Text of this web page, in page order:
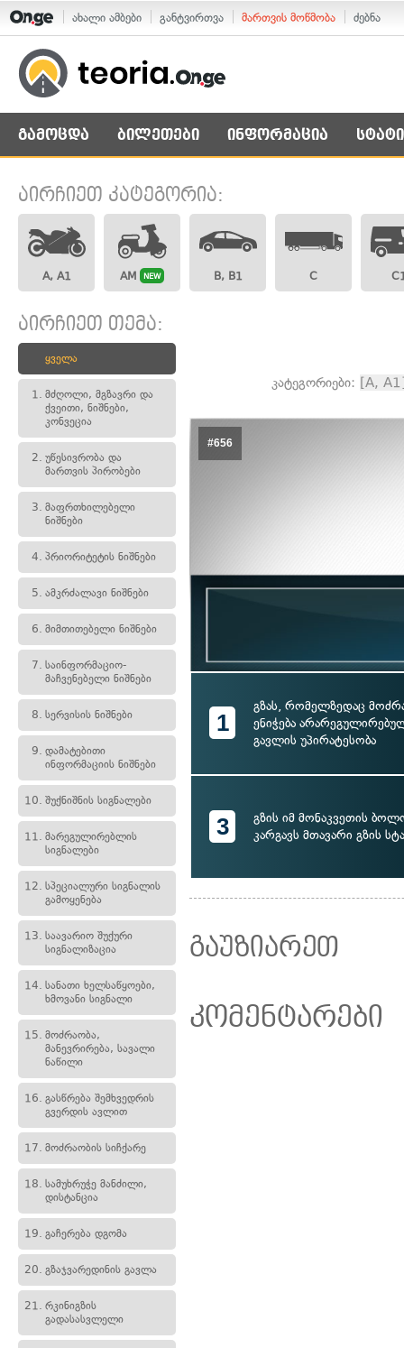
ახალი ამბები განტვირთვა მართვის მოწმობა ძებნა
გამოცდა ბილეთები ინფორმაცია
აირჩიეთ კატეგორია:
A, A1 AM NEW B, B1 C
აირჩიეთ თემა:
ყველა
1. მძღოლი, მგზავრი და
ქვეითი, ნიშნები,
კონვეცია
2. უწესივრობა და
მართვის პირობები
3. მაფრთხილებელი
ნიშნები
4. პრიორიტეტის ნიშნები
5. ამკრძალავი ნიშნები
6. მიმთითებელი ნიშნები
7. საინფორმაციო-
მაჩვენებელი ნიშნები
8. სერვისის ნიშნები
9. დამატებითი
ინფორმაციის ნიშნები
10. შუქნიშნის სიგნალები
11. მარეგულირებლის
სიგნალები
12. სპეციალური სიგნალის
გამოყენება
13. საავარიო შუქური
სიგნალიზაცია
14. სანათი ხელსაწყოები,
ხმოვანი სიგნალი
15. მოძრაობა,
მანევრირება, სავალი
ნაწილი
16. გასწრება შემხვედრის
გვერდის ავლით
17. მოძრაობის სიჩქარე
18. სამუხრუჭე მანძილი,
დისტანცია
19. გაჩერება დგომა
20. გზაჯვარედინის გავლა
21. რკინიგზის
გადასასვლელი
კატეგორიები: [A,
#656
1
გზას, რომელზედაც
ენიჭება
გავლის უპირატესობა
3
გზის იმ მონაკვეთის
კარგავს მთავარი გზის
გაუზიარეთ
კომენტარები